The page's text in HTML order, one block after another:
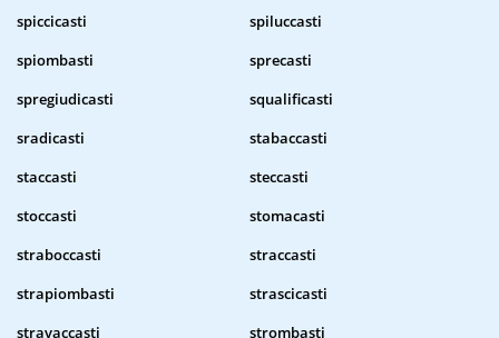
spiccicasti
spiluccasti
spiombasti
sprecasti
spregiudicasti
squalificasti
sradicasti
stabaccasti
staccasti
steccasti
stoccasti
stomacasti
straboccasti
straccasti
strapiombasti
strascicasti
stravaccasti
strombasti